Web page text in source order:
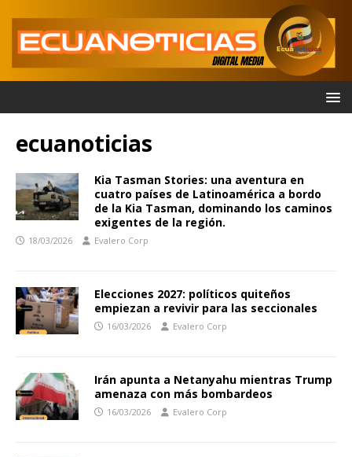
ecuanoticias
Kia Tasman Stories: una aventura en
cuatro países de Latinoamérica a bordo
de la Kia Tasman, dominando los caminos
exigentes de la región.
18/03/2026 Evalero Corp
Elecciones 2027: políticos quiteños
empiezan a revivir para las seccionales
16/03/2026 Evalero Corp
Irán apunta a Netanyahu mientras Trump
amenaza con más bombardeos
16/03/2026 Evalero Corp